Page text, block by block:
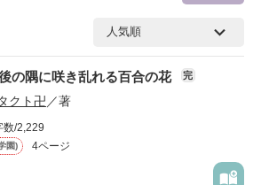
を含む
の隅に咲き乱れる百合の花 完
クト卍 ／著
数/2,229
園) 4ページ